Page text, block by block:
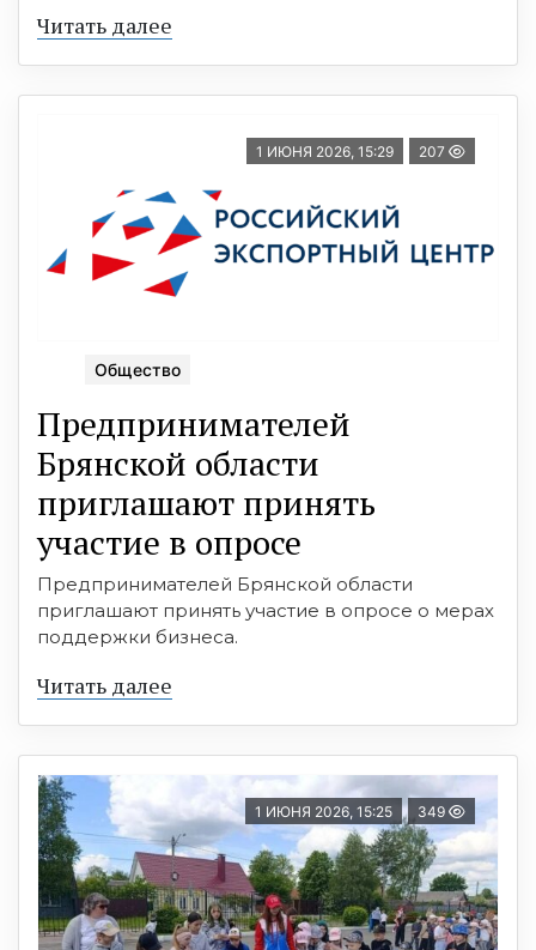
Читать далее
1 ИЮНЯ 2026, 15:29 207
Общество
Предпринимателей
Брянской области
приглашают принять
участие в опросе
Предпринимателей Брянской области
приглашают принять участие в опросе о мерах
поддержки бизнеса.
Читать далее
1 ИЮНЯ 2026, 15:25 349